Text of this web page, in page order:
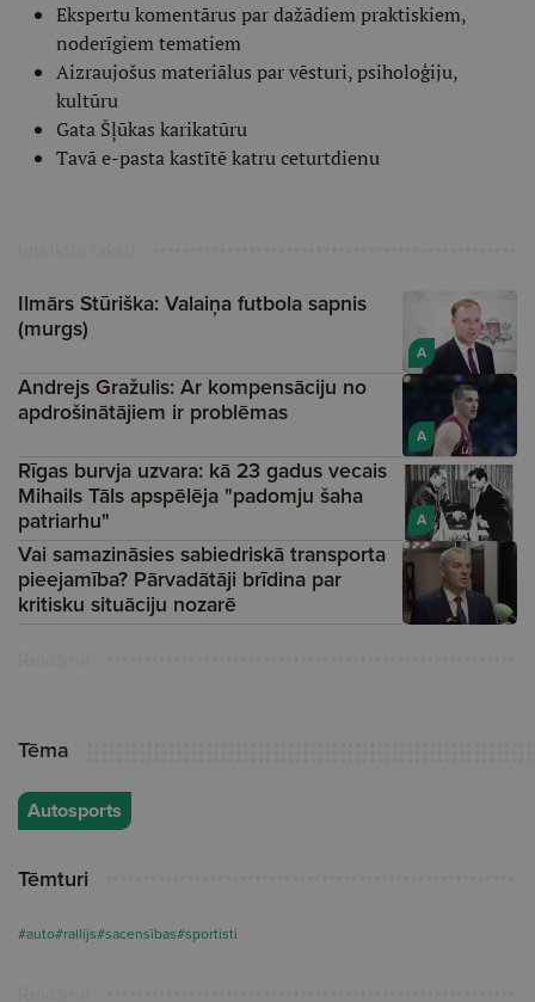
Ekspertu komentārus par dažādiem praktiskiem,
noderīgiem tematiem
Aizraujošus materiālus par vēsturi, psiholoģiju,
kultūru
Gata Šļūkas karikatūru
Tavā e-pasta kastītē katru ceturtdienu
A
Ilmārs Stūriška: Valaiņa futbola sapnis
(murgs)
A
Andrejs Gražulis: Ar kompensāciju no
apdrošinātājiem ir problēmas
A
Rīgas burvja uzvara: kā 23 gadus vecais
Mihails Tāls apspēlēja "padomju šaha
patriarhu"
Vai samazināsies sabiedriskā transporta
pieejamība? Pārvadātāji brīdina par
kritisku situāciju nozarē
Tēma
Autosports
Tēmturi
#auto#rallijs#sacensības#sportisti